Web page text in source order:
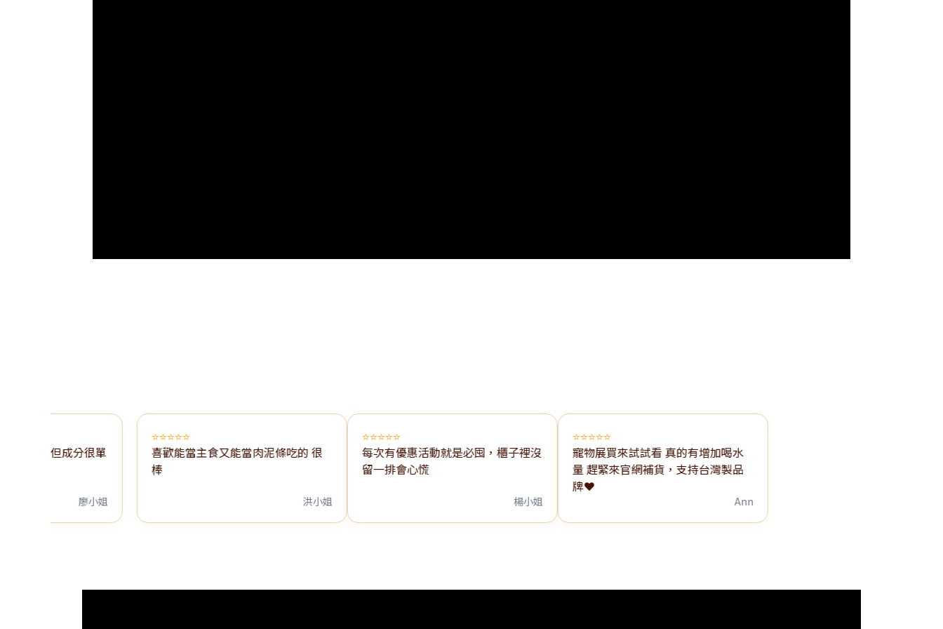
，但成分很單
廖小姐
⭐⭐⭐⭐⭐
喜歡能當主食又能當肉泥條吃的 很
洪小姐
⭐⭐⭐⭐⭐
每次有優惠活動就是必囤，櫃子裡沒
留一排會心慌
楊小姐
⭐⭐⭐⭐⭐
寵物展買來試試看 真的有增加喝水
量 趕緊來官網補貨，支持台灣製品